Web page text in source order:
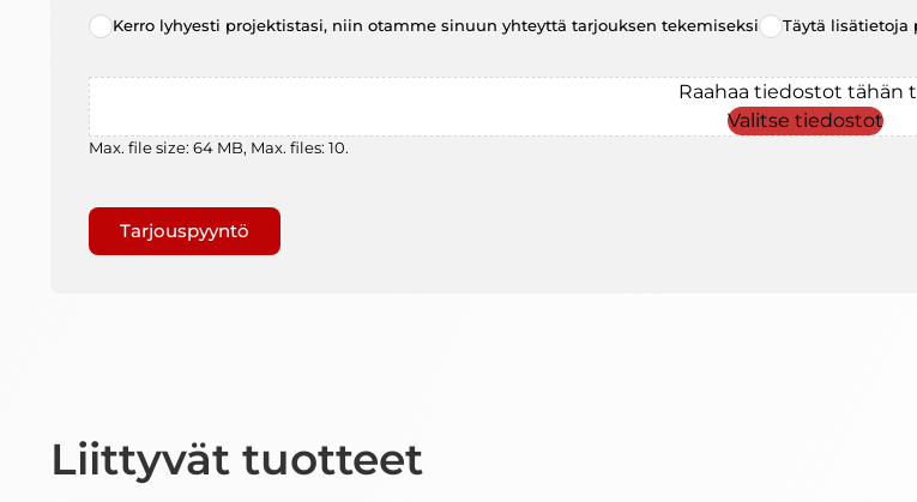
Radio
Kerro lyhyesti projektistasi, niin otamme sinuun yhteyttä tarjouksen tekemiseksi Täytä lisätietoja
File
Raahaa tiedostot tähän
Valitse tiedostot
Max. file size: 64 MB, Max. files: 10.
Liittyvät tuotteet